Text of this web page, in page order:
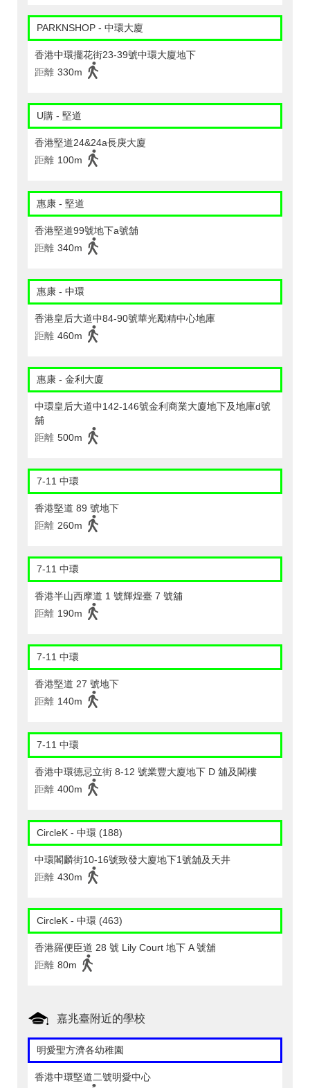
PARKNSHOP - 中環大廈
香港中環擺花街23-39號中環大廈地下
距離 330m
U購 - 堅道
香港堅道24&24a長庚大廈
距離 100m
惠康 - 堅道
香港堅道99號地下a號舖
距離 340m
惠康 - 中環
香港皇后大道中84-90號華光勵精中心地庫
距離 460m
惠康 - 金利大廈
中環皇后大道中142-146號金利商業大廈地下及地庫d號
舖
距離 500m
7-11 中環
香港堅道 89 號地下
距離 260m
7-11 中環
香港半山西摩道 1 號輝煌臺 7 號舖
距離 190m
7-11 中環
香港堅道 27 號地下
距離 140m
7-11 中環
香港中環德忌立街 8-12 號業豐大廈地下 D 舖及閣樓
距離 400m
CircleK - 中環 (188)
中環閣麟街10-16號致發大廈地下1號舖及天井
距離 430m
CircleK - 中環 (463)
香港羅便臣道 28 號 Lily Court 地下 A 號舖
距離 80m
嘉兆臺附近的學校
明愛聖方濟各幼稚園
香港中環堅道二號明愛中心